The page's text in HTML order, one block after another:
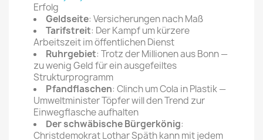
Erfolg
Geldseite: Versicherungen nach Maß
Tarifstreit: Der Kampf um kürzere
Arbeitszeit im öffentlichen Dienst
Ruhrgebiet: Trotz der Millionen aus Bonn —
zu wenig Geld für ein ausgefeiltes
Strukturprogramm
Pfandflaschen: Clinch um Cola in Plastik —
Umweltminister Töpfer will den Trend zur
Einwegflasche aufhalten
Der schwäbische Bürgerkönig:
Christdemokrat Lothar Späth kann mit jedem